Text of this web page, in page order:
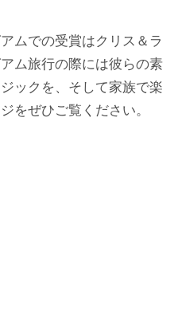
ムでの受賞はクリス＆ラ
ム旅行の際には彼らの素
ックを、そして家族で楽
をぜひご覧ください。